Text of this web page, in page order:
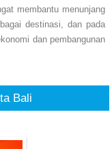
membantu menunjang
destinasi, dan pada
dan pembangunan
Bali